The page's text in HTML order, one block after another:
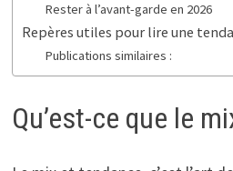
Rester à l’avant-garde en 2026
Repères utiles pour lire une
Publications similaires :
Qu’est-ce que le